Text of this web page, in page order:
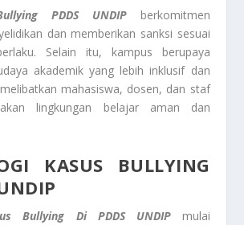
PDDS UNDIP berkomitmen
dan memberikan sanksi sesuai
Selain itu, kampus berupaya
akademik yang lebih inklusif dan
mahasiswa, dosen, dan staf
lingkungan belajar aman dan
KASUS BULLYING
Bullying Di PDDS UNDIPmulai